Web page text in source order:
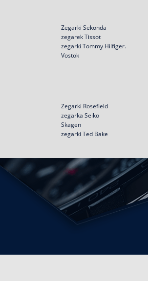
Zegarki Sekonda
zegarek Tissot
zegarki Tommy Hilfiger.
Vostok
Zegarki Rosefield
zegarka Seiko
Skagen
zegarki Ted Bake